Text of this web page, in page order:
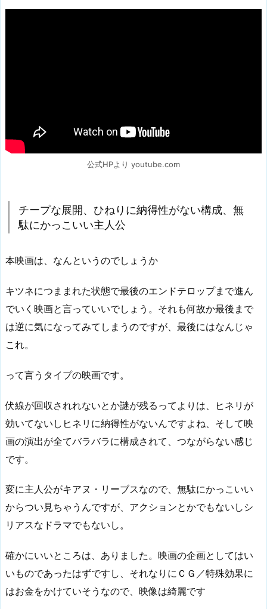
公式HPより youtube.com
チープな展開、ひねりに納得性がない構成、無
駄にかっこいい主人公
本映画は、なんというのでしょうか
キツネにつままれた状態で最後のエンドテロップまで進ん
でいく映画と言っていいでしょう。それも何故か最後まで
は逆に気になってみてしまうのですが、最後にはなんじゃ
これ。
って言うタイプの映画です。
伏線が回収されれないとか謎が残るってよりは、ヒネリが
効いてないしヒネリに納得性がないんですよね、そして映
画の演出が全てバラバラに構成されて、つながらない感じ
です。
変に主人公がキアヌ・リーブスなので、無駄にかっこいい
からつい見ちゃうんですが、アクションとかでもないしシ
リアスなドラマでもないし。
確かにいいところは、ありました。映画の企画としてはい
いものであったはずですし、それなりにＣＧ／特殊効果に
はお金をかけていそうなので、映像は綺麗です